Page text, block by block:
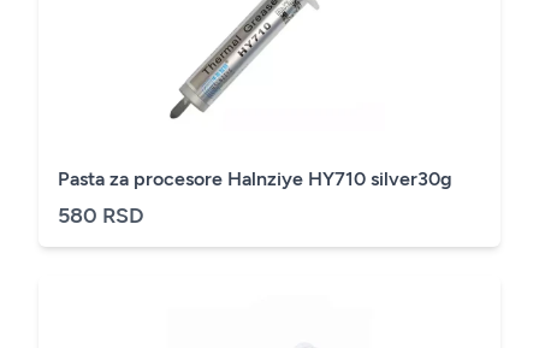
Pasta za procesore Halnziye HY710 silver30g
580 RSD